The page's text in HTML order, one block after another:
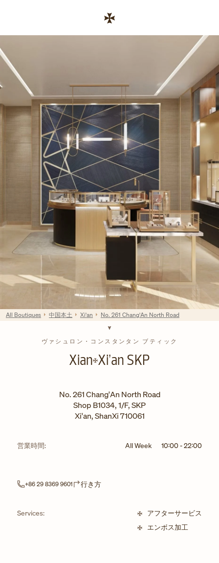
コーポレートサイトへのリンク
ヴァシュロン・コンスタンタン ブティック
Xian Xi’an SKP
No. 261 Chang'An North Road
Shop B1034, 1/F, SKP
Xi'an,ShanXi710061
営業時間: All Week 10:00-22:00
+86 29 8369 9601 行き方Link Opens in New Tab
Services:
アフターサービス
エンボス加工
All Boutiques 中国本土 Xi'an No. 261 Chang'An North Road